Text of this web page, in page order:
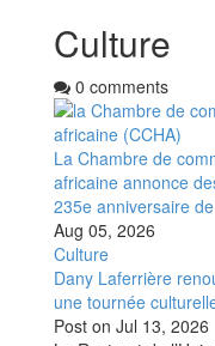
Culture
0 comments
La Chambre de
africaine annonce
235e anniversaire
Aug 05, 2026
Culture
Dany Laferrière
une tournée
Post on Jul 13, 2026